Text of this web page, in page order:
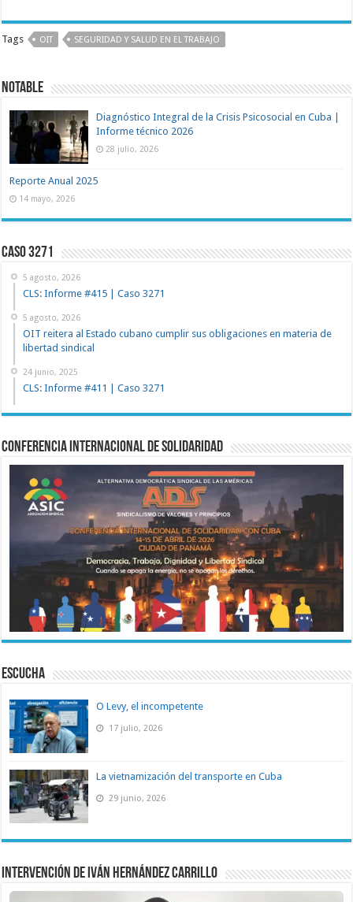
Tags OIT SEGURIDAD Y SALUD EN EL TRABAJO
NOTABLE
Diagnóstico Integral de la Crisis Psicosocial en Cuba |
Informe técnico 2026
28 julio, 2026
Reporte Anual 2025
14 mayo, 2026
Caso 3271
5 agosto, 2026
CLS: Informe #415 | Caso 3271
5 agosto, 2026
OIT reitera al Estado cubano cumplir sus obligaciones en materia de
libertad sindical
24 junio, 2025
CLS: Informe #411 | Caso 3271
Conferencia Internacional de Solidaridad
ESCUCHA
O Levy, el incompetente
17 julio, 2026
La vietnamización del transporte en Cuba
29 junio, 2026
Intervención de Iván Hernández Carrillo